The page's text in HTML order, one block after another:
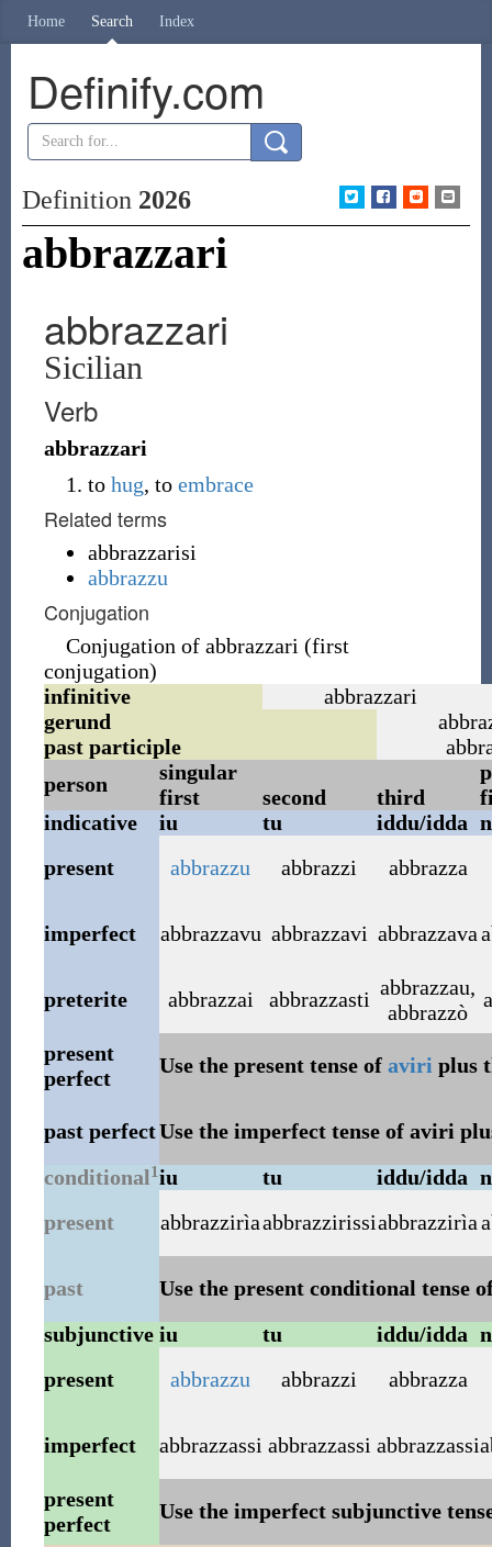
Home Search Index
Definify.com
Definition 2026
abbrazzari
abbrazzari
Sicilian
Verb
abbrazzari
to hug, to embrace
Related terms
abbrazzarisi
abbrazzu
Conjugation
Conjugation of abbrazzari (first
conjugation)
infinitive
abbrazzari
gerund
past participle
person
singular
first
second third
indicative
iu tu iddu/idda
present
abbrazzu abbrazzi abbrazza
imperfect abbrazzavu abbrazzavi abbrazzava
preterite abbrazzai abbrazzasti abbrazzau,
abbrazzò
present
perfect
Use the present tense of aviri plus
past perfectUse the imperfect tense of aviri
conditional1iu tu iddu/idda
present
abbrazzirìaabbrazzirissiabbrazzirìa
past
Use the present conditional tense
subjunctive iu tu iddu/idda
present
abbrazzu abbrazzi abbrazza
imperfect abbrazzassi abbrazzassi abbrazzassi
present
perfect
Use the imperfect subjunctive